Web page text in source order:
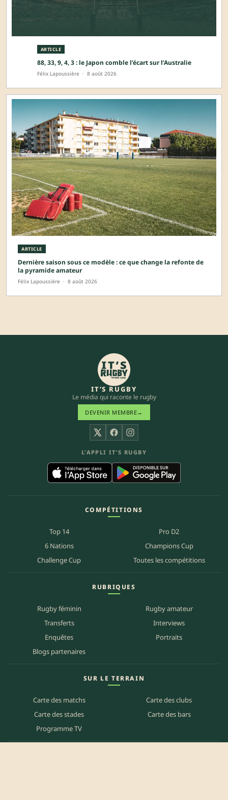
ARTICLE
88, 33, 9, 4, 3 : le Japon comble l’écart sur l’Australie
Félix Lapoussière · 8 août 2026
ARTICLE
Dernière saison sous ce modèle : ce que change la refonte de
la pyramide amateur
Félix Lapoussière · 8 août 2026
IT’S RUGBY
Le média qui raconte le rugby
DEVENIR MEMBRE→
X FacebookInstagram
L’APPLI IT’S RUGBY
COMPÉTITIONS
Top 14
Pro D2
6 Nations
Champions Cup
Challenge Cup
Toutes les compétitions
RUBRIQUES
Rugby féminin
Rugby amateur
Transferts
Interviews
Enquêtes
Portraits
Blogs partenaires
SUR LE TERRAIN
Carte des matchs
Carte des clubs
Carte des stades
Carte des bars
Programme TV